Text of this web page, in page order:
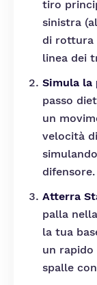
tiro
sinistra
di rottura
linea dei
Simula la
passo
un
velocità
difensore.
Atterra
palla
la tua
un
spalle